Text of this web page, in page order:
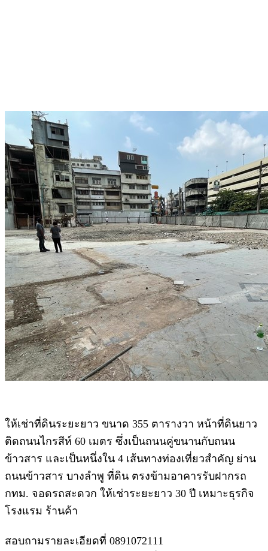
ให้เช่าที่ดินระยะยาว ขนาด 355 ตารางวา หน้าที่ดินยาว
ติดถนนไกรสีห์ 60 เมตร ซึ่งเป็นถนนคู่ขนานกับถนน
ข้าวสาร และเป็นหนึ่งใน 4 เส้นทางท่องเที่ยวสำคัญ ย่าน
ถนนข้าวสาร บางลำพู ที่ดิน ตรงข้ามอาคารรับฝากรถ
กทม. จอดรถสะดวก ให้เช่าระยะยาว 30 ปี เหมาะธุรกิจ
โรงแรม ร้านค้า
สอบถามรายละเอียดที่ 0891072111